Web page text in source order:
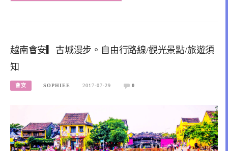
越南會安▎古城漫步。自由行路線/觀光景點/旅遊須
知
會安 SOPHIEE 2017-07-29 0